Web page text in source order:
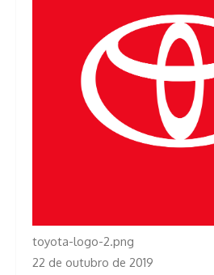
toyota-logo-2.png
22 de outubro de 2019